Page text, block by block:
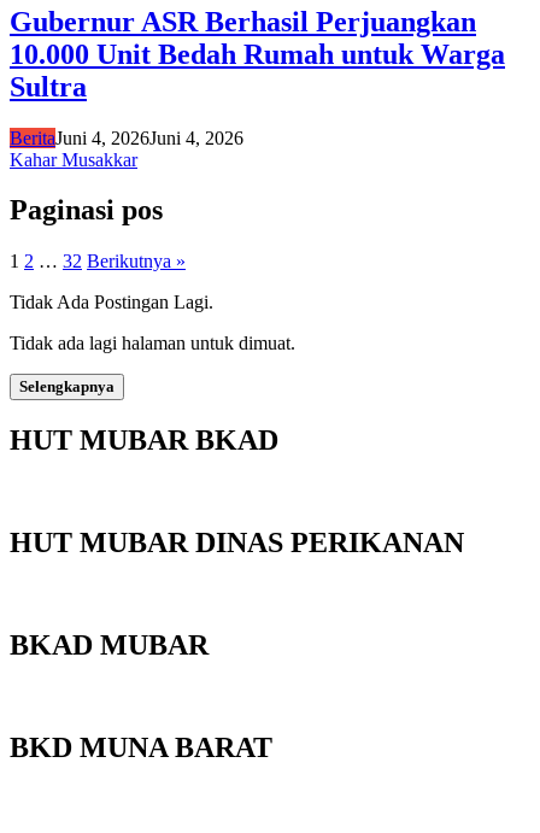
Gubernur ASR Berhasil Perjuangkan
10.000 Unit Bedah Rumah untuk Warga
Sultra
BeritaJuni 4, 2026Juni 4, 2026
Kahar Musakkar
Paginasi pos
1 2 … 32 Berikutnya »
Tidak Ada Postingan Lagi.
Tidak ada lagi halaman untuk dimuat.
Selengkapnya
HUT MUBAR BKAD
HUT MUBAR DINAS PERIKANAN
BKAD MUBAR
BKD MUNA BARAT